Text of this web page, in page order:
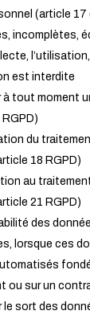
(article 17
incomplètes,
est interdite
à tout moment
du
18 RGPD)
au
21 RGPD)
des
lorsque ces
ou sur un
le sort des